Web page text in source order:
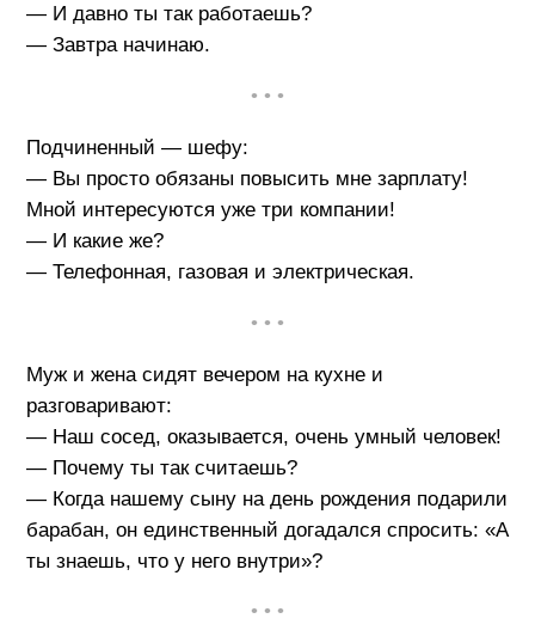
— И давно ты так работаешь?
— Завтра начинаю.
• • •
Подчиненный — шефу:
— Вы просто обязаны повысить мне зарплату!
Мной интересуются уже три компании!
— И какие же?
— Телефонная, газовая и электрическая.
• • •
Муж и жена сидят вечером на кухне и
разговаривают:
— Наш сосед, оказывается, очень умный человек!
— Почему ты так считаешь?
— Когда нашему сыну на день рождения подарили
барабан, он единственный догадался спросить: «А
ты знаешь, что у него внутри»?
• • •